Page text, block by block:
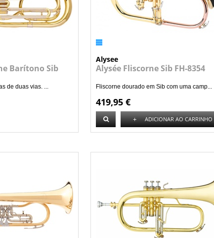
Barítono Sib
de duas vias. ...
Alysee
Alysée Fliscorne Sib FH-8354
Fliscorne dourado em Sib com uma camp...
419,95 €
+ ADICIONAR AO CARRINHO